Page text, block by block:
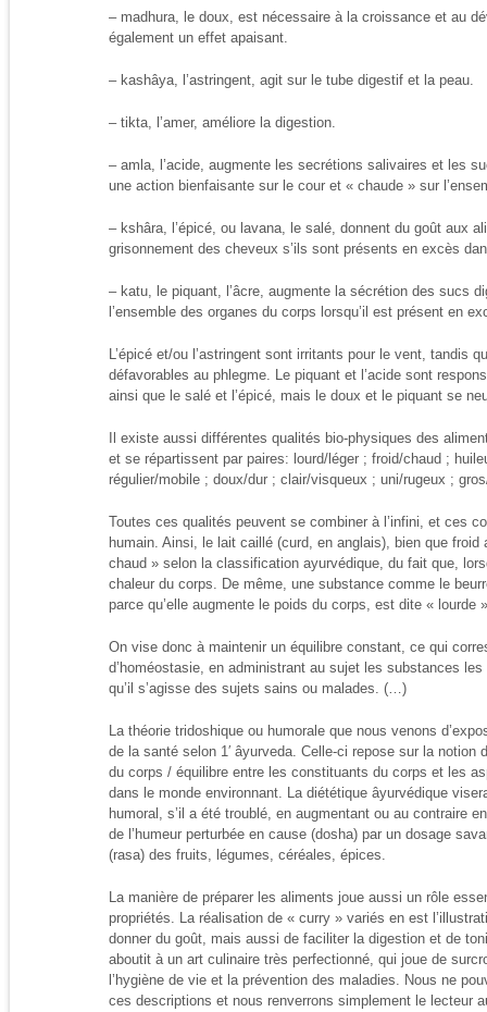
– madhura, le doux, est nécessaire à la croissance et au
également un effet apaisant.
– kashâya, l’astringent, agit sur le tube digestif et la peau.
– tikta, l’amer, améliore la digestion.
– amla, l’acide, augmente les secrétions salivaires et les
une action bienfaisante sur le cour et « chaude » sur
– kshâra, l’épicé, ou lavana, le salé, donnent du goût aux
grisonnement des cheveux s’ils sont présents en excès
– katu, le piquant, l’âcre, augmente la sécrétion des sucs
l’ensemble des organes du corps lorsqu’il est présent en
L’épicé et/ou l’astringent sont irritants pour le vent, tandis
défavorables au phlegme. Le piquant et l’acide sont
ainsi que le salé et l’épicé, mais le doux et le piquant se
Il existe aussi différentes qualités bio-physiques des
et se répartissent par paires: lourd/léger ; froid/chaud ;
régulier/mobile ; doux/dur ; clair/visqueux ; uni/rugeux ;
Toutes ces qualités peuvent se combiner à l’infini, et ces
humain. Ainsi, le lait caillé (curd, en anglais), bien que
chaud » selon la classification ayurvédique, du fait que,
chaleur du corps. De même, une substance comme le
parce qu’elle augmente le poids du corps, est dite « lourde
On vise donc à maintenir un équilibre constant, ce qui
d’homéostasie, en administrant au sujet les substances
qu’il s’agisse des sujets sains ou malades. (…)
La théorie tridoshique ou humorale que nous venons
de la santé selon 1′ âyurveda. Celle-ci repose sur la notion
du corps / équilibre entre les constituants du corps et les
dans le monde environnant. La diététique âyurvédique
humoral, s’il a été troublé, en augmentant ou au contraire
de l’humeur perturbée en cause (dosha) par un dosage
(rasa) des fruits, légumes, céréales, épices.
La manière de préparer les aliments joue aussi un rôle
propriétés. La réalisation de « curry » variés en est
donner du goût, mais aussi de faciliter la digestion et de
aboutit à un art culinaire très perfectionné, qui joue de
l’hygiène de vie et la prévention des maladies. Nous ne
ces descriptions et nous renverrons simplement le lecteur